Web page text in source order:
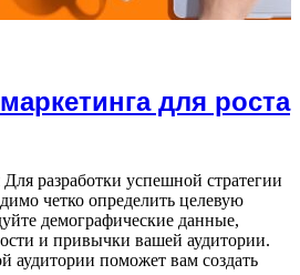
для роста
разработки успешной стратегии
четко определить целевую
демографические данные,
и привычки вашей аудитории.
аудитории поможет вам создать